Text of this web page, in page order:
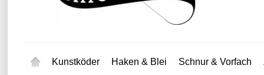
Kunstköder Haken & Blei Schnur & Vorfach